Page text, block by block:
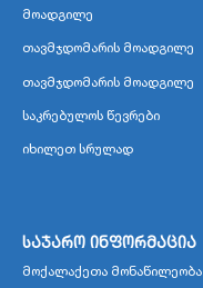
მოადგილე
თავმჯდომარის მოადგილე
თავმჯდომარის მოადგილე
საკრებულოს წევრები
იხილეთ სრულად
საჯარო ინფორმაცია
მოქალაქეთა მონაწილეობა